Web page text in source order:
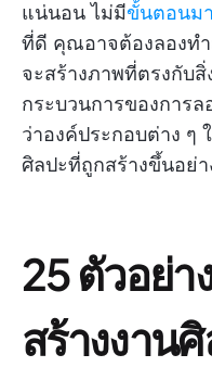
แน่นอน ไม่มีขั้นตอนม
ที่ดี คุณอาจต้องลองท
จะสร้างภาพที่ตรงกับ
กระบวนการของการ
ว่าองค์ประกอบต่าง ๆ
ศิลปะที่ถูกสร้างขึ้นอย่า
25 ตัวอย่า
สร้างงาน